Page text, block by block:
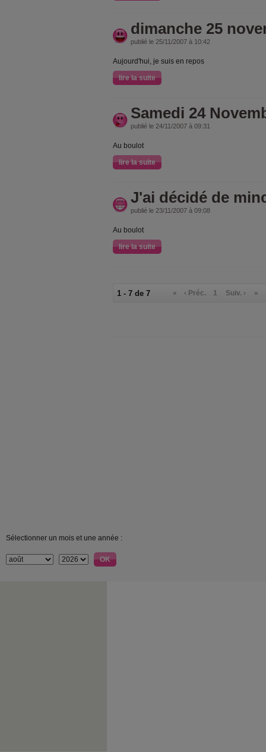
dimanche 25
publié le 25/11/2007 à 10:42
Aujourd'hui, je suis en repos
lire la suite
Samedi 24
publié le 24/11/2007 à 09:31
Au boulot
lire la suite
J'ai décidé de
publié le 23/11/2007 à 09:08
Au boulot
lire la suite
1 - 7 de 7 « ‹ Préc. 1 Suiv. › »
Sélectionner un mois et une année :